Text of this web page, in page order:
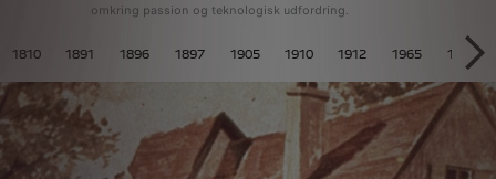
omkring passion og teknologisk udfordring.
1810 1891 1896 1897 1905 1910 1912 1965 1982